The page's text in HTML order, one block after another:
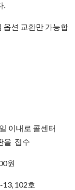
.
옵션 교환만 가능합
이내로 콜센터
을 접수
원
102호